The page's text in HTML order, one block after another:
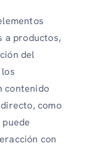
a productos,
del
contenido
como
con